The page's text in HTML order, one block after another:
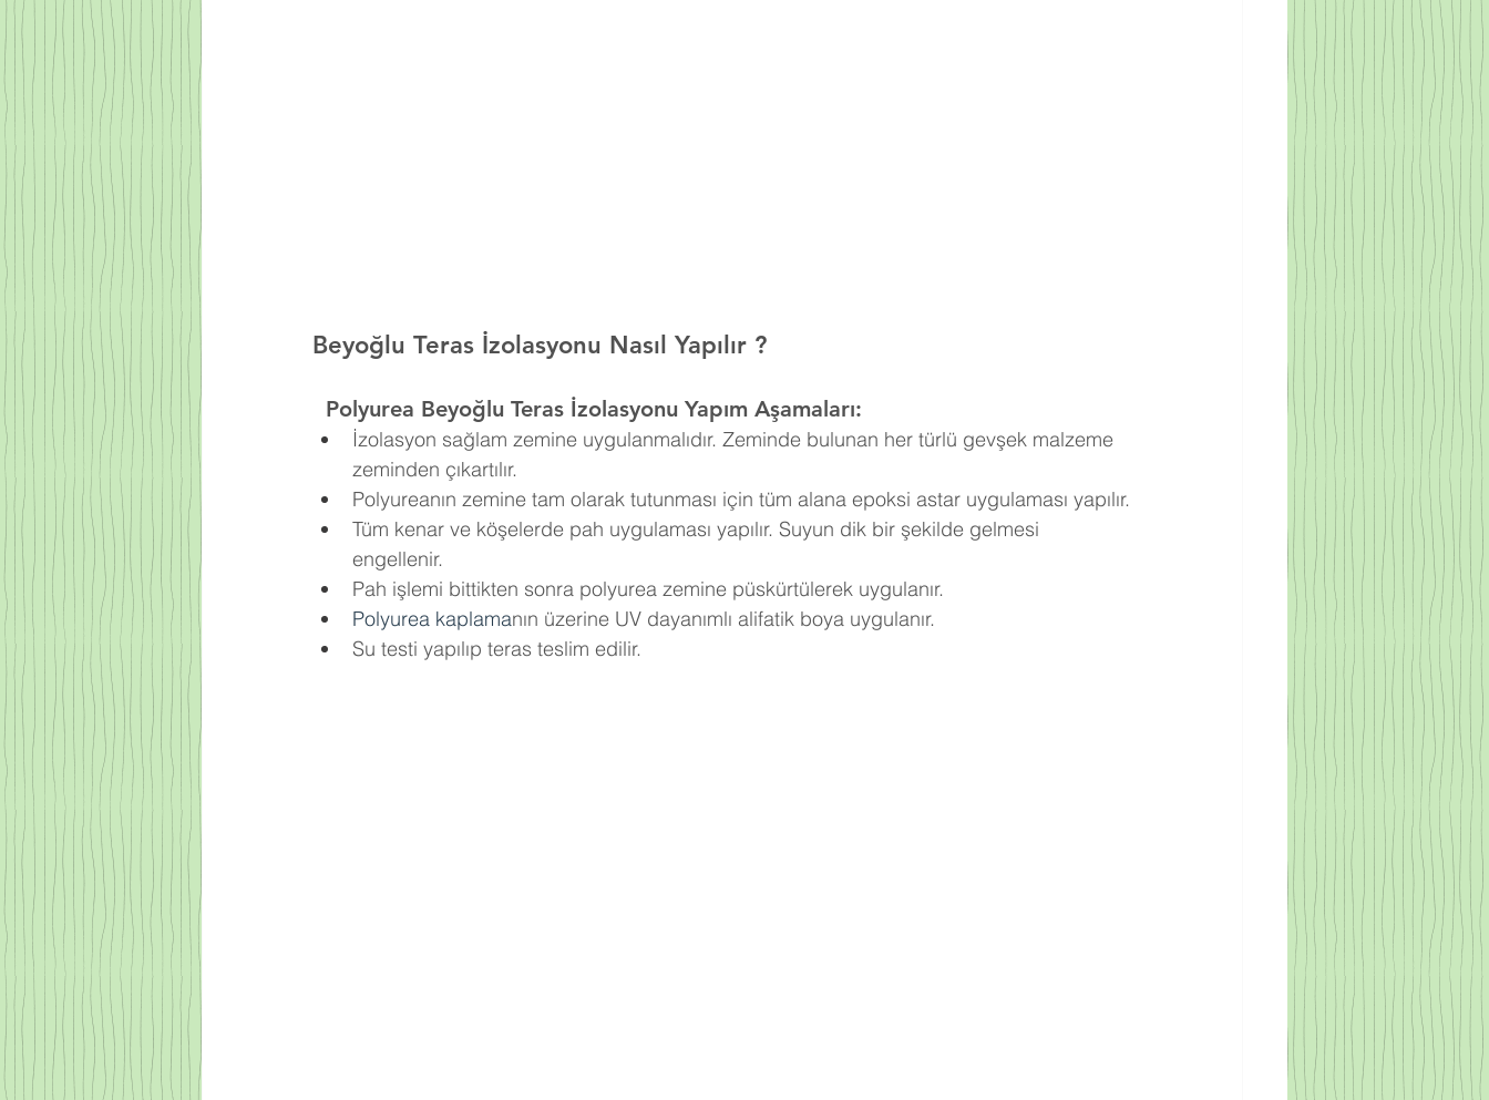
Beyoğlu Teras İzolasyonu Nasıl Yapılır ?
  Polyurea
Beyoğlu Teras İzolasyonu Yapım Aşamaları:
İzolasyon sağlam zemine uygulanmalıdır. Zeminde bulunan her türlü gevşek malzeme
zeminden çıkartılır.
Polyureanın zemine tam olarak tutunması için tüm alana epoksi astar uygulaması yapılır.
Tüm kenar ve köşelerde pah uygulaması yapılır. Suyun dik bir şekilde gelmesi
engellenir.
Pah işlemi bittikten sonra polyurea zemine püskürtülerek uygulanır.
Polyurea kaplamanın üzerine UV dayanımlı alifatik boya uygulanır.
Su testi yapılıp teras teslim edilir.